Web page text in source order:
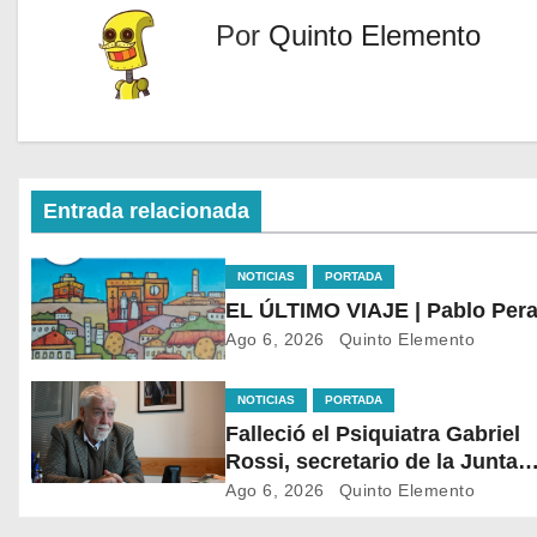
Por Quinto Elemento
Entrada relacionada
NOTICIAS PORTADA
EL ÚLTIMO VIAJE | Pablo
Ago 6, 2026 Quinto Elemento
NOTICIAS PORTADA
Falleció el Psiquiatra Gabriel
Rossi, secretario de la Junta
Nacional de Drogas, tras siniestro
Ago 6, 2026 Quinto Elemento